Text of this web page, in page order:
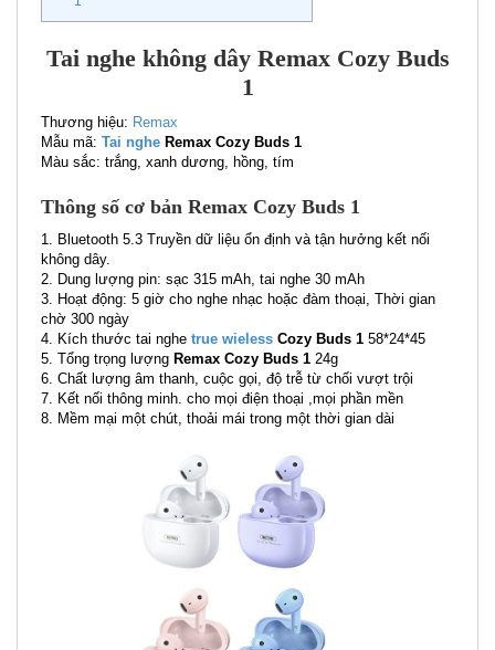
Tai nghe không dây Remax Cozy Buds
1
Thương hiệu: Remax
Mẫu mã: Tai nghe Remax Cozy Buds 1
Màu sắc: trắng, xanh dương, hồng, tím
Thông số cơ bản Remax Cozy Buds 1
1. Bluetooth 5.3 Truyền dữ liệu ổn định và tận hưởng kết nối
không dây.
2. Dung lượng pin: sạc 315 mAh, tai nghe 30 mAh
3. Hoạt động: 5 giờ cho nghe nhạc hoặc đàm thoại, Thời gian
chờ 300 ngày
4. Kích thước tai nghe true wieless Cozy Buds 1 58*24*45
5. Tổng trọng lượng Remax Cozy Buds 1 24g
6. Chất lượng âm thanh, cuộc gọi, độ trễ từ chối vượt trội
7. Kết nối thông minh. cho mọi điện thoại ,mọi phần mền
8. Mềm mại một chút, thoải mái trong một thời gian dài